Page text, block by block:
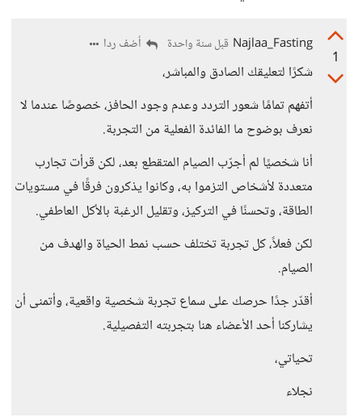
1
Najlaa_Fasting قبل سنة واحدة أضف ردا
شكرًا لتعليقك الصادق والمباشر،
أتفهم تمامًا شعور التردد وعدم وجود الحافز، خصوصًا عندما لا
نعرف بوضوح ما الفائدة الفعلية من التجربة.
أنا شخصيًا لم أجرّب الصيام المتقطع بعد، لكن قرأت تجارب
متعددة لأشخاص التزموا به، وكانوا يذكرون فرقًا في مستويات
الطاقة، وتحسنًا في التركيز، وتقليل الرغبة بالأكل العاطفي.
لكن فعلاً، كل تجربة تختلف حسب نمط الحياة والهدف من
الصيام.
أقدّر جدًا حرصك على سماع تجربة شخصية واقعية، وأتمنى أن
يشاركنا أحد الأعضاء هنا بتجربته التفصيلية.
تحياتي،
نجلاء